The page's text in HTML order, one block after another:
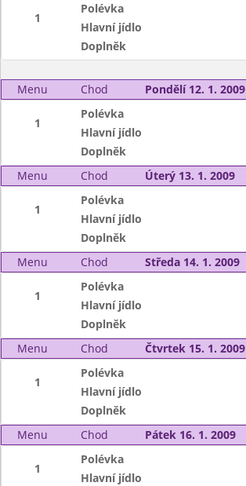
1
Polévka
Hlavní jídlo
Doplněk
Menu Chod Pondělí 12. 1. 2009
1
Polévka
Hlavní jídlo
Doplněk
Menu
Chod Úterý 13. 1. 2009
1
Polévka
Hlavní jídlo
Doplněk
Menu
Chod Středa 14. 1. 2009
1
Polévka
Hlavní jídlo
Doplněk
Menu
Chod Čtvrtek 15. 1. 2009
1
Polévka
Hlavní jídlo
Doplněk
Menu
Chod Pátek 16. 1. 2009
1
Polévka
Hlavní jídlo